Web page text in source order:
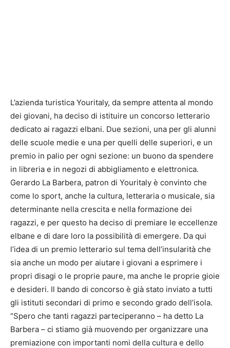
L’azienda turistica Youritaly, da sempre attenta al mondo
dei giovani, ha deciso di istituire un concorso letterario
dedicato ai ragazzi elbani. Due sezioni, una per gli alunni
delle scuole medie e una per quelli delle superiori, e un
premio in palio per ogni sezione: un buono da spendere
in libreria e in negozi di abbigliamento e elettronica.
Gerardo La Barbera, patron di Youritaly è convinto che
come lo sport, anche la cultura, letteraria o musicale, sia
determinante nella crescita e nella formazione dei
ragazzi, e per questo ha deciso di premiare le eccellenze
elbane e di dare loro la possibilità di emergere. Da qui
l’idea di un premio letterario sul tema dell’insularità che
sia anche un modo per aiutare i giovani a esprimere i
propri disagi o le proprie paure, ma anche le proprie gioie
e desideri. Il bando di concorso è già stato inviato a tutti
gli istituti secondari di primo e secondo grado dell’isola.
“Spero che tanti ragazzi parteciperanno – ha detto La
Barbera – ci stiamo già muovendo per organizzare una
premiazione con importanti nomi della cultura e dello